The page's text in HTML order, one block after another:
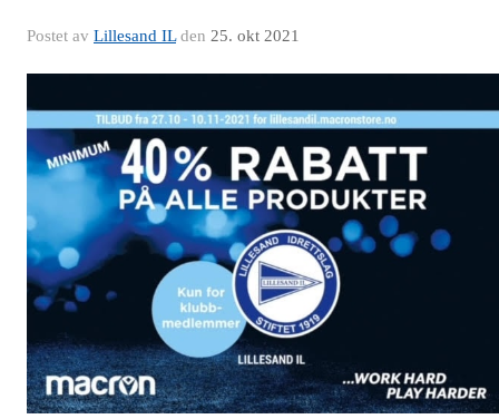
Postet av Lillesand ILden 25. okt 2021